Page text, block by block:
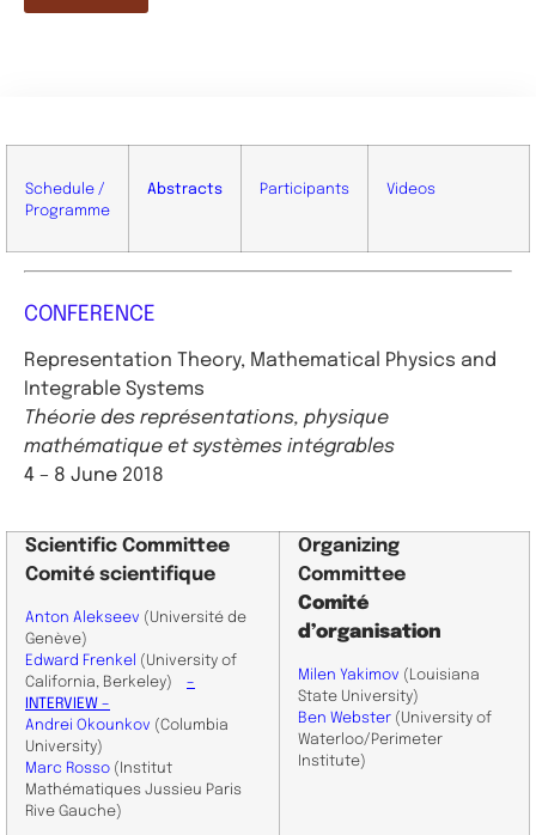
Schedule /
Programme
Abstracts Participants Videos
CONFERENCE
Representation Theory, Mathematical Physics and
Integrable Systems
Théorie des représentations, physique
mathématique et systèmes intégrables
4 – 8 June 2018
Scientific Committee
Comité scientifique
​Anton Alekseev (Université de
Genève)
Edward Frenkel (University of
California, Berkeley) –
INTERVIEW –
Andrei Okounkov (Columbia
University)
Marc Rosso (Institut
Mathématiques Jussieu Paris
Rive Gauche)
Organizing
Committee
Comité
d’organisation
Milen Yakimov (Louisiana
State University)
Ben Webster (​University of
Waterloo/Perimeter
Institute)